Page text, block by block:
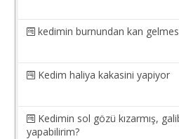
kedimin burnundan kan
Kedim haliya kakasini yapiyor
Kedimin sol gözü kızarmış,
yapabilirim?